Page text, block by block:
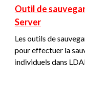
Outil de
Server
Les outils de
pour effectuer la
individuels dans